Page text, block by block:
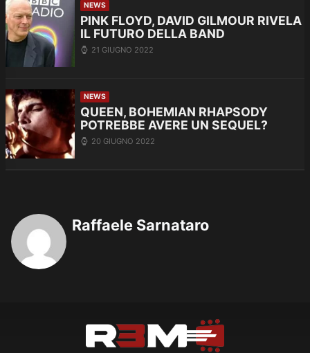
NEWS
PINK FLOYD, DAVID GILMOUR RIVELA
IL FUTURO DELLA BAND
21 GIUGNO 2022
NEWS
QUEEN, BOHEMIAN RHAPSODY
POTREBBE AVERE UN SEQUEL?
20 GIUGNO 2022
Raffaele Sarnataro